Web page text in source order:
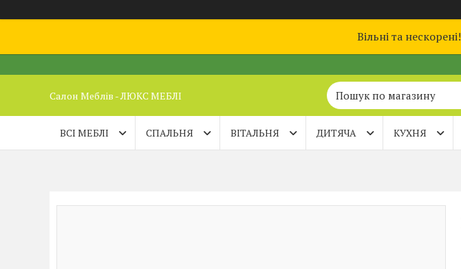
Вільні та нескорені!
Салон Меблів - ЛЮКС МЕБЛІ
ВСІ МЕБЛІ СПАЛЬНЯ ВІТАЛЬНЯ ДИТЯЧА КУХНЯ